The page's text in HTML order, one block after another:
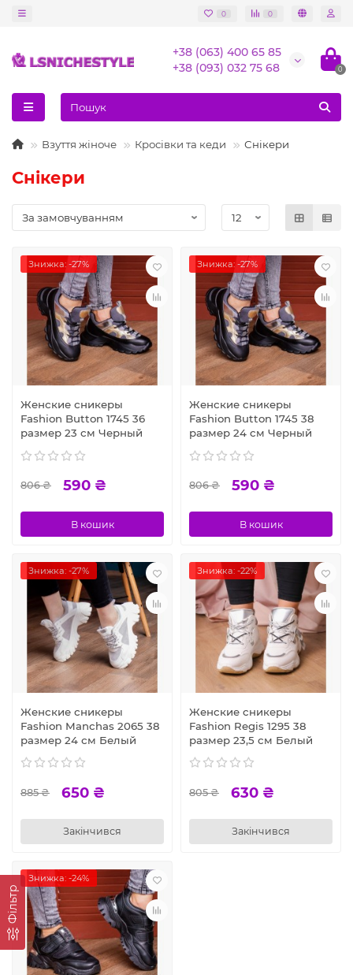
0 0
+38 (063) 400 65 85
+38 (093) 032 75 68
0
Взуття жіноче Кросівки та кеди Снікери
Снікери
Фільтр
Знижка: -27%
Женские сникеры
Fashion Button 1745 36
размер 23 см Черный
806 ₴ 590 ₴
В кошик
Знижка: -27%
Женские сникеры
Fashion Button 1745 38
размер 24 см Черный
806 ₴ 590 ₴
В кошик
Знижка: -27%
Женские сникеры
Fashion Manchas 2065 38
размер 24 см Белый
885 ₴ 650 ₴
Закінчився
Знижка: -22%
Женские сникеры
Fashion Regis 1295 38
размер 23,5 см Белый
805 ₴ 630 ₴
Закінчився
Знижка: -24%